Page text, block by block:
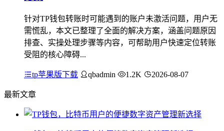
针对TP钱包转账时可能遇到的账户未激活问题，用户无
需慌乱，本文已整理了全面的解决方案，涵盖问题原因
排查、实操处理步骤等内容，可帮助用户快速定位转账
受阻的核心障碍...
tp苹果版下载 qbadmin 1.2K 2026-08-07
最新文章